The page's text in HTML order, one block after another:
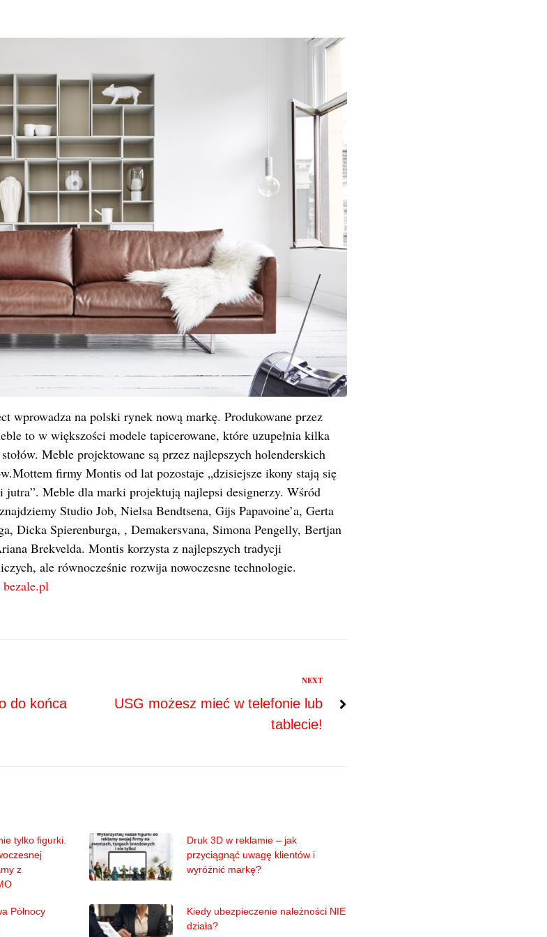
wprowadza na polski rynek nową markę. Produkowane przez
to w większości modele tapicerowane, które uzupełnia kilka
Meble projektowane są przez najlepszych holenderskich
firmy Montis od lat pozostaje „dzisiejsze ikony stają się
jutra”. Meble dla marki projektują najlepsi designerzy. Wśród
Studio Job, Nielsa Bendtsena, Gijs Papavoine’a, Gerta
Dicka Spierenburga, , Demakersvana, Simona Pengelly, Bertjan
Brekvelda. Montis korzysta z najlepszych tradycji
ale równocześnie rozwija nowoczesne technologie.
bezale.pl
do końca
NEXT
USG możesz mieć w telefonie lub
tablecie!
tylko figurki.
z
Druk 3D w reklamie – jak
przyciągnąć uwagę klientów i
wyróżnić markę?
Północy
Kiedy ubezpieczenie należności NIE
działa?